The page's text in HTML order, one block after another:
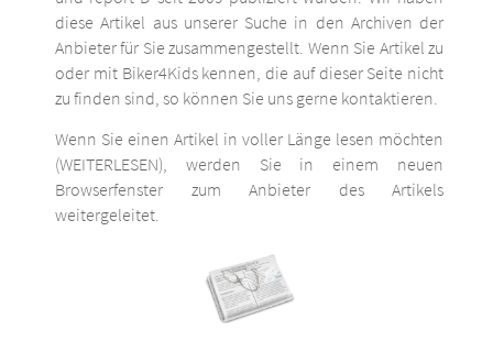
diese Artikel aus unserer Suche in den Archiven der
Anbieter für Sie zusammengestellt. Wenn Sie Artikel zu
oder mit Biker4Kids kennen, die auf dieser Seite nicht
zu finden sind, so können Sie uns gerne kontaktieren.
Wenn Sie einen Artikel in voller Länge lesen möchten
(WEITERLESEN), werden Sie in einem neuen
Browserfenster zum Anbieter des Artikels
weitergeleitet.